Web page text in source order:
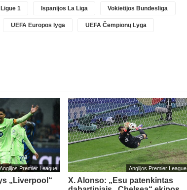
1 Ispanijos La Liga Vokietijos Bundesliga
UEFA Europos lyga UEFA Čempionų Lyga
Anglijos Premier League
„Liverpool“
Anglijos Premier League
X. Alonso: „Esu patenkintas